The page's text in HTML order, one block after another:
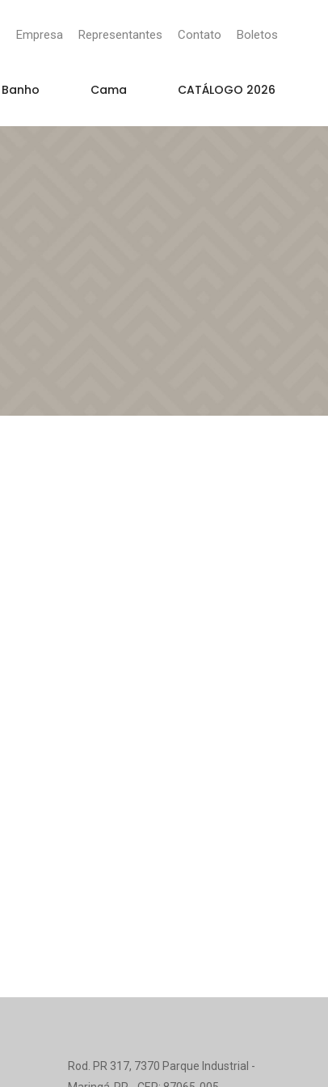
Empresa Representantes Contato Boletos
Banho Cama CATÁLOGO 2026
Rod. PR 317, 7370 Parque Industrial -